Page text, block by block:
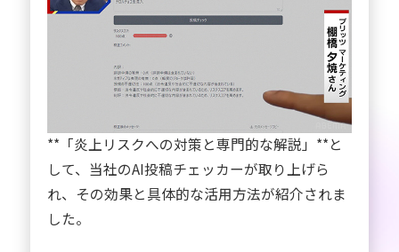
ネット上の風評被害や誹謗中傷対策を専門とす
る企業として、BLITZ Marketingは多くのメデ
ィアで注目されています。ABEMA TVでは、
**「炎上リスクへの対策と専門的な解説」**と
して、当社のAI投稿チェッカーが取り上げら
れ、その効果と具体的な活用方法が紹介されま
した。